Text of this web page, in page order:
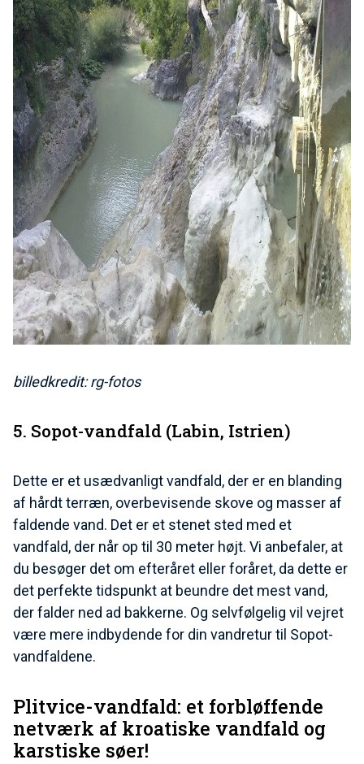
billedkredit: rg-fotos
5. Sopot-vandfald (Labin, Istrien)
Dette er et usædvanligt vandfald, der er en blanding
af hårdt terræn, overbevisende skove og masser af
faldende vand. Det er et stenet sted med et
vandfald, der når op til 30 meter højt. Vi anbefaler, at
du besøger det om efteråret eller foråret, da dette er
det perfekte tidspunkt at beundre det mest vand,
der falder ned ad bakkerne. Og selvfølgelig vil vejret
være mere indbydende for din vandretur til Sopot-
vandfaldene.
Plitvice-vandfald: et forbløffende
netværk af kroatiske vandfald og
karstiske søer!